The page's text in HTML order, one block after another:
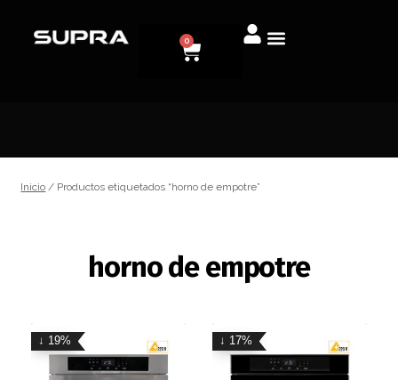
0
Inicio / Productos etiquetados “horno de empotre”
horno de empotre
↓ 19% ↓ 17%